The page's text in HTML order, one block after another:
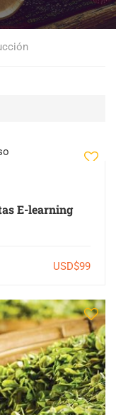
E-learning
USD$99